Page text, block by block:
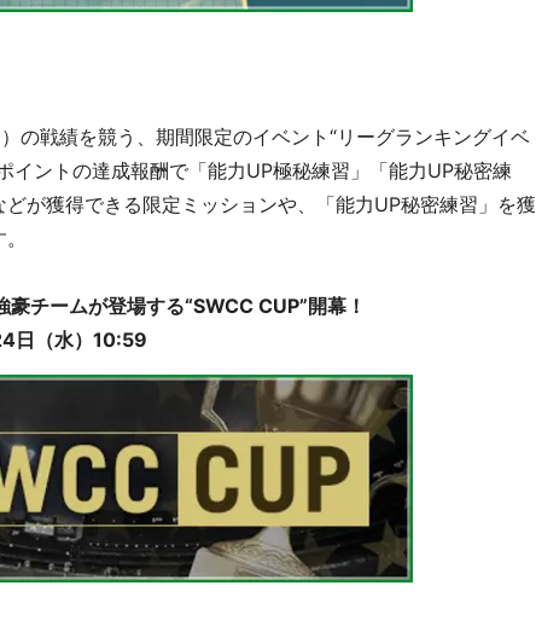
の戦績を競う、期間限定のイベント“リーグランキングイベ
イントの達成報酬で「能力UP極秘練習」「能力UP秘密練
が獲得できる限定ミッションや、「能力UP秘密練習」を獲
チームが登場する“SWCC CUP”開幕！
日（水）10:59